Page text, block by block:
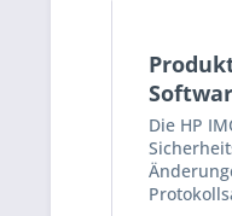
Die HP